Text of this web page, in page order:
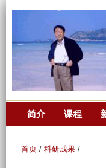
简介 课程
首页 / 科研成果 /